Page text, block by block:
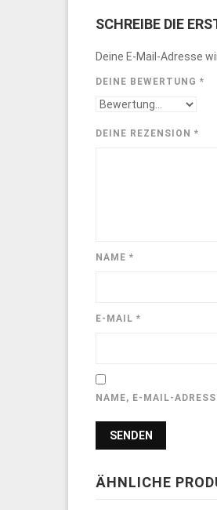
SCHREIBE DIE
Deine E-Mail-Adresse
DEINE BEWERTUNG *
DEINE REZENSION *
NAME *
E-MAIL *
NAME, E-MAIL-
ÄHNLICHE